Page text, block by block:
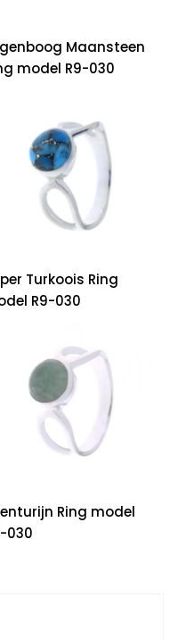
Maansteen
model R9-030
Turkoois Ring
R9-030
Ring model
030